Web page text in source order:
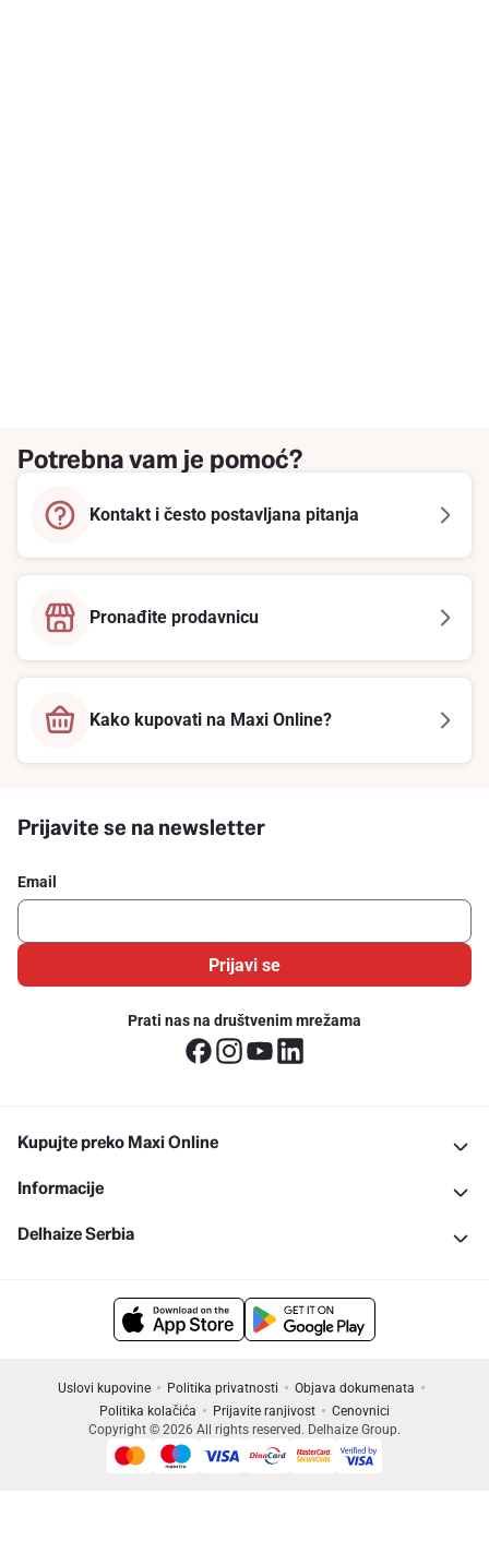
Potrebna vam je pomoć?
Kontakt i često postavljana pitanja
Pronađite prodavnicu
Kako kupovati na Maxi Online?
Prijavite se na newsletter
Email
Prijavi se
Prati nas na društvenim mrežama
Kupujte preko Maxi Online
Informacije
Delhaize Serbia
Uslovi kupovine Politika privatnosti
Objava dokumenata
Politika kolačića
Prijavite ranjivost
Cenovnici
Copyright © 2026 All rights reserved. Delhaize Group.